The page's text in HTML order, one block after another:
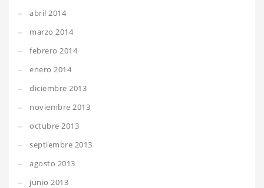
abril 2014
marzo 2014
febrero 2014
enero 2014
diciembre 2013
noviembre 2013
octubre 2013
septiembre 2013
agosto 2013
junio 2013